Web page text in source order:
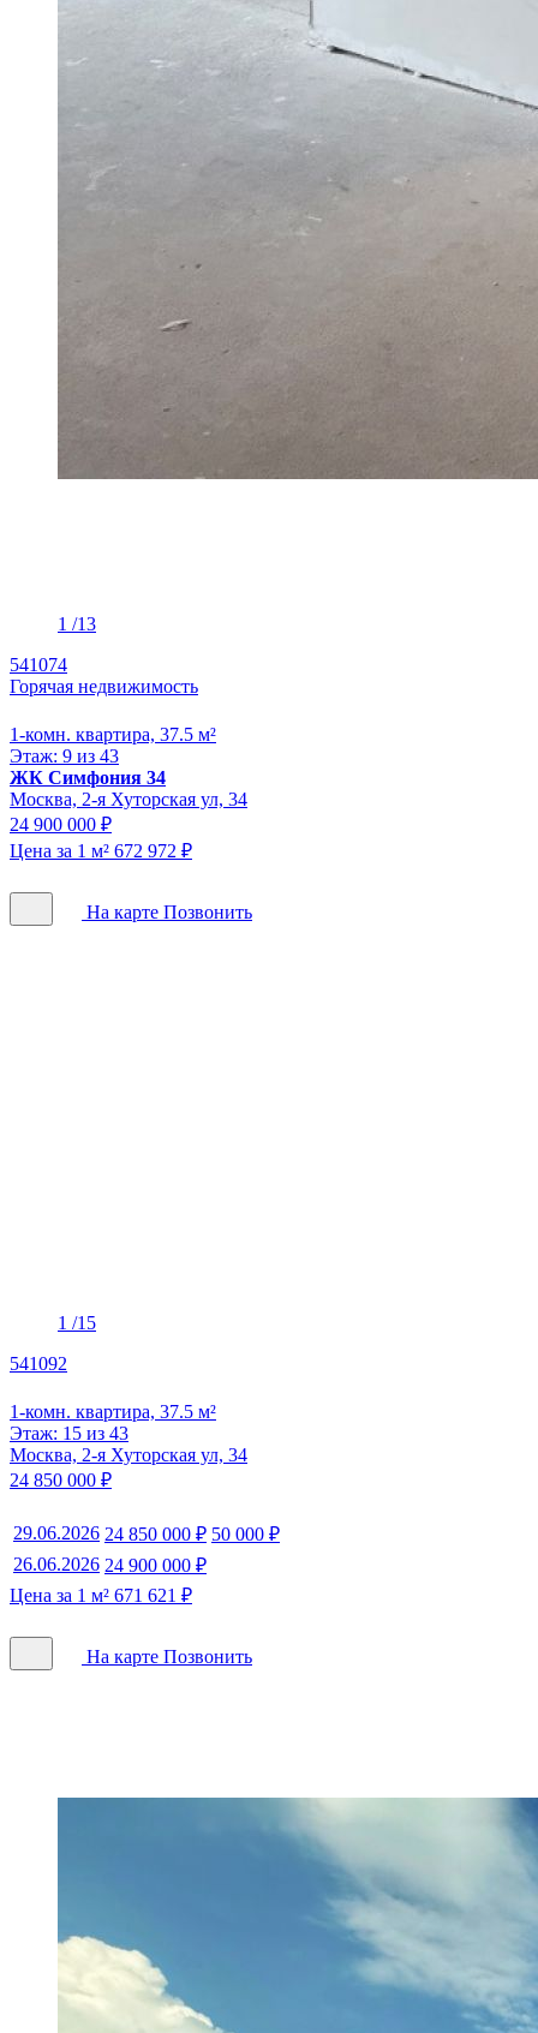
1 /13
541074
Горячая недвижимость
1-комн. квартира, 37.5 м²
Этаж: 9 из 43
ЖК Симфония 34
Москва, 2-я Хуторская ул, 34
24 900 000 ₽
Цена за 1 м² 672 972 ₽
На карте Позвонить
1 /15
541092
1-комн. квартира, 37.5 м²
Этаж: 15 из 43
Москва, 2-я Хуторская ул, 34
24 850 000 ₽
29.06.2026 24 850 000 ₽ 50 000 ₽
26.06.2026 24 900 000 ₽
Цена за 1 м² 671 621 ₽
На карте Позвонить